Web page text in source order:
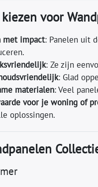
voor
met impact: Panelen uit
: Ze zijn
: Glad
materialen: Veel
voor je woning of
oplossingen.